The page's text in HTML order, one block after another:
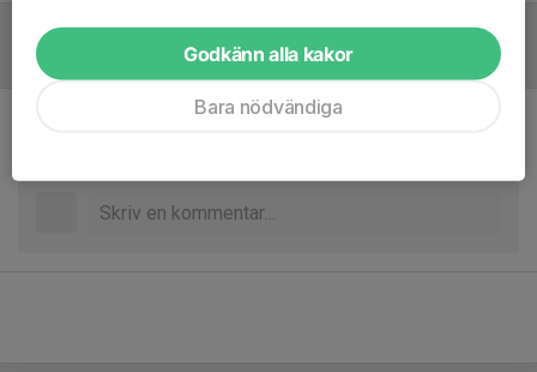
Referat Godkänn alla kakor
Bara nödvändiga